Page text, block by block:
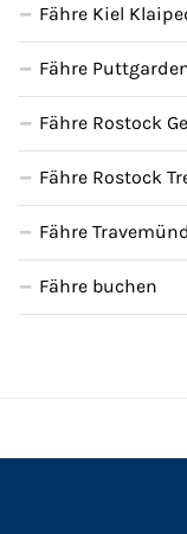
Fähre Kiel
Fähre
Fähre Rostock
Fähre Rostock
Fähre
Fähre buchen